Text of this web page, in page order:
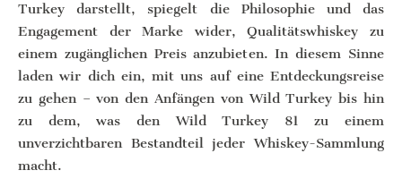
Turkey darstellt, spiegelt die Philosophie und das
Engagement der Marke wider, Qualitätswhiskey zu
einem zugänglichen Preis anzubieten. In diesem Sinne
laden wir dich ein, mit uns auf eine Entdeckungsreise
zu gehen – von den Anfängen von Wild Turkey bis hin
zu dem, was den Wild Turkey 81 zu einem
unverzichtbaren Bestandteil jeder Whiskey-Sammlung
macht.